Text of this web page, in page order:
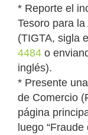
* Reporte el
Tesoro para
(TIGTA, sigla
4484 o
inglés).
* Presente
de Comercio
página
luego